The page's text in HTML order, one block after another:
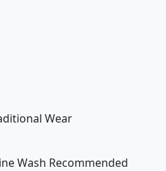
Wear
Wash Recommended